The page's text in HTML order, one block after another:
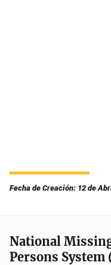
Fecha de Creación: 12 de
National
Persons System